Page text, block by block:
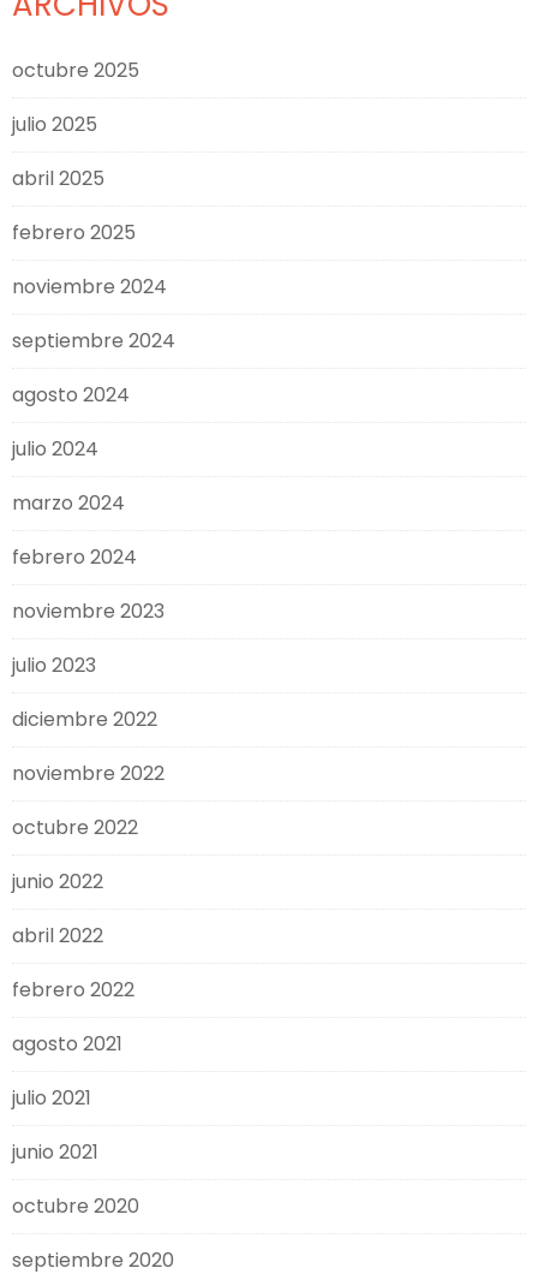
octubre 2025
julio 2025
abril 2025
febrero 2025
noviembre 2024
septiembre 2024
agosto 2024
julio 2024
marzo 2024
febrero 2024
noviembre 2023
julio 2023
diciembre 2022
noviembre 2022
octubre 2022
junio 2022
abril 2022
febrero 2022
agosto 2021
julio 2021
junio 2021
octubre 2020
septiembre 2020